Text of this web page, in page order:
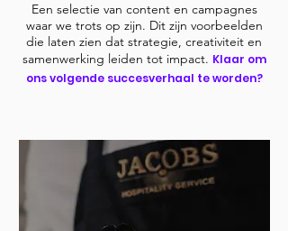
Een selectie van content en campagnes
waar we trots op zijn. Dit zijn voorbeelden
die laten zien dat strategie, creativiteit en
samenwerking leiden tot impact. Klaar om
ons volgende succesverhaal te worden?